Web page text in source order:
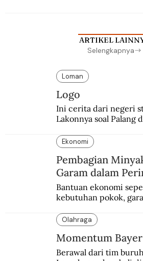
ARTIKEL
Selengkapnya
Loman
Logo
Ini cerita dari negeri
Lakonnya soal Palang
Ekonomi
Pembagian
Garam dalam
Bantuan ekonomi
kebutuhan pokok,
peringatan Hari Ibu.
Olahraga
Momentum
Berawal dari tim